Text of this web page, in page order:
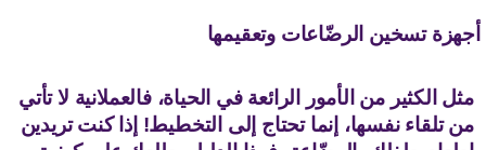
تسخين الرضّاعات وتعقيمها
مثل الكثير من الأمور الرائعة في الحياة، فالعملانية لا تأتي
من تلقاء نفسها، إنما تحتاج إلى التخطيط! إذا كنت تريدين